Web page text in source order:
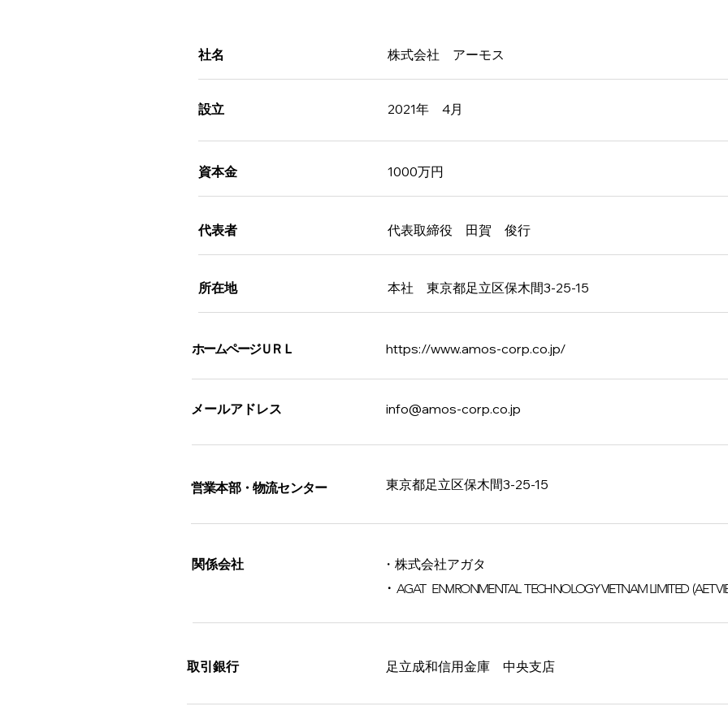
社名 株式会社 アーモス
​設立 2021年 4月
資本金 1000万円
代表者 代表取締役 田賀 俊行
​所在地 本社 東京都足立区保木間3-25-15
ホームページＵＲＬ https://www.amos-corp.co.jp/
メールアドレス info@amos-corp.co.jp
営業本部・物流センター 東京都足立区保木間3-25-15
​関係会社 ・ 株式会社アガタ
​​・ AGAT ENVIRONMENTAL TECHNOLOGY VIETNAM LIMITED (AET
取引銀行 足立成和信用金庫 中央支店